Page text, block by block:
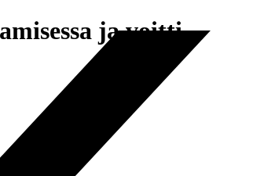
ja voitti